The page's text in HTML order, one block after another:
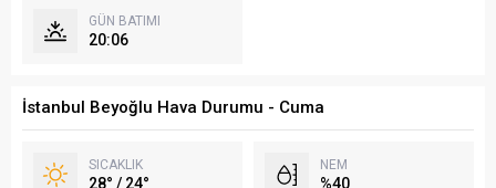
GÜN BATIMI
20:06
İstanbul Beyoğlu Hava Durumu - Cuma
SICAKLIK
28° / 24°
NEM
%40